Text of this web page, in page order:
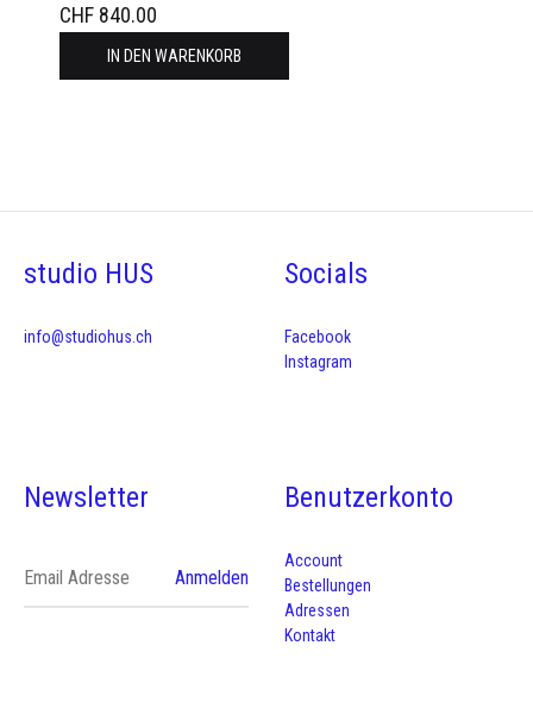
CHF 840.00
IN DEN WARENKORB
studio HUS
info@studiohus.ch
Socials
Facebook
Instagram
Newsletter Benutzerkonto
Account
Bestellungen
Adressen
Kontakt